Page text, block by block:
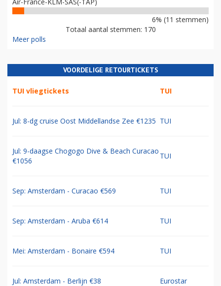
6% (11 stemmen)
Totaal aantal stemmen: 170
Meer polls
VOORDELIGE RETOURTICKETS
TUI vliegtickets TUI
Jul: 8-dg cruise Oost Middellandse Zee €1235 TUI
Jul: 9-daagse Chogogo Dive & Beach Curacao
€1056
TUI
Sep: Amsterdam - Curacao €569 TUI
Sep: Amsterdam - Aruba €614 TUI
Mei: Amsterdam - Bonaire €594 TUI
Jul: Amsterdam - Berlijn €38 Eurostar